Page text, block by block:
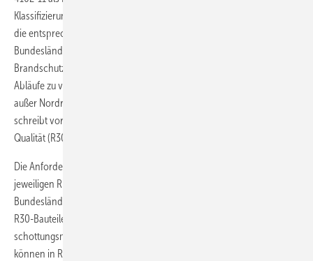
Klassifizierung des Brandverhaltens von Baustoffen und Bauteilen und
die entsprechenden Prüfungen. In den Bauordnungen der
Bundesländer sind die Rechtsgrundlagen des vorbeugenden
Brandschutzes geregelt. Um die Ausbreitung von Bränden durch
Abläufe zu verhindern, gilt außerdem seit 2001 in allen Bundesländern
außer Nordrhein-Westfalen die Leitungs-Anlagen-Richtlinie (LAR). Sie
schreibt vor, dass Rohrdurchführungen in feuerwiderstandsfähiger
Qualität (R30 bis R90) ausgeführt werden müssen.
Die Anforderungen der einzelnen Bundesländer sind in den
jeweiligen Richtlinien der Länder geregelt. Bei den sogenannten ­„R30-
Bundesländern“ muss berücksichtigt werden, dass diese bereits bei
R30-Bauteilen für Durchführungen baurechtliche Ab­
schottungsmaßnahmen vorschreiben. In „Nicht-R30-Bundesländern“
können in R30-Bauteilen noch Durchführungen ohne Klassifizierung